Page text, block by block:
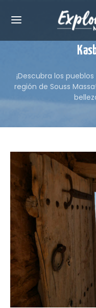
¡Descubra los
región de Souss